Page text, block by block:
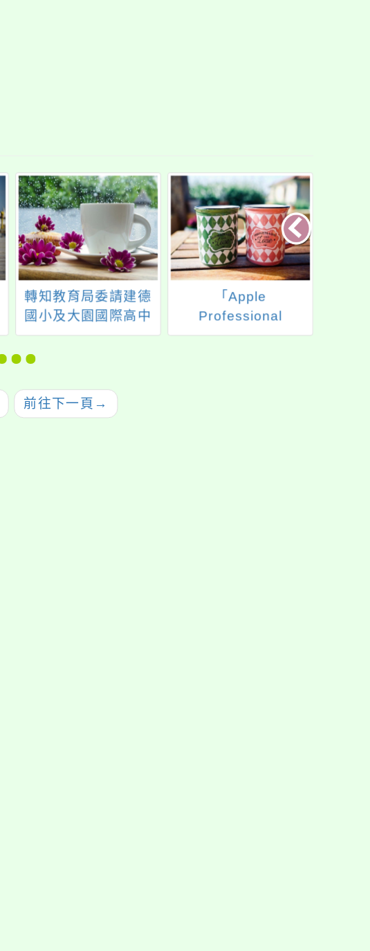
轉知教育局委請建德
國小及大園國際高中
辦理「桃園市114年度
國民及學前教育署補
公約實施計畫」1份，
歡迎踴躍報名參加。
「Apple
Professional
Learning Live：專業
前往下一頁 →